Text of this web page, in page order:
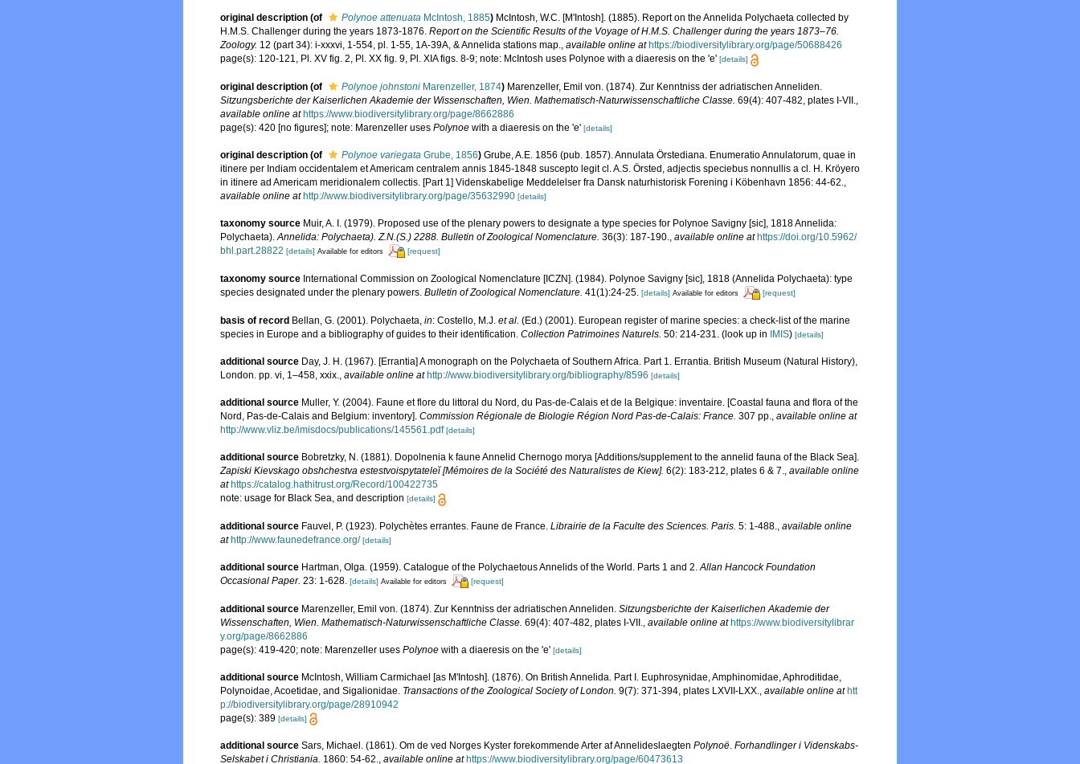
original description (of Polynoe attenuata McIntosh, 1885) McIntosh, W.C. [M'Intosh]. (1885). Report on the Annelida Polychaeta collected by
H.M.S. Challenger during the years 1873-1876. Report on the Scientific Results of the Voyage of H.M.S. Challenger during the years 1873–76.
Zoology. 12 (part 34): i-xxxvi, 1-554, pl. 1-55, 1A-39A, & Annelida stations map., available online at https://biodiversitylibrary.org/page/50688426
page(s): 120-121, Pl. XV fig. 2, Pl. XX fig. 9, Pl. XIA figs. 8-9; note: McIntosh uses Polynoe with a diaeresis on the 'e' [details]
original description (of Polynoe johnstoni Marenzeller, 1874) Marenzeller, Emil von. (1874). Zur Kenntniss der adriatischen Anneliden.
Sitzungsberichte der Kaiserlichen Akademie der Wissenschaften, Wien. Mathematisch-Naturwissenschaftliche Classe. 69(4): 407-482, plates I-VII.
available online at https://www.biodiversitylibrary.org/page/8662886
page(s): 420 [no figures]; note: Marenzeller uses Polynoe with a diaeresis on the 'e' [details]
original description (of Polynoe variegata Grube, 1856) Grube, A.E. 1856 (pub. 1857). Annulata Örstediana. Enumeratio Annulatorum, quae in
itinere per Indiam occidentalem et Americam centralem annis 1845-1848 suscepto legit cl. A.S. Örsted, adjectis speciebus nonnullis a cl. H. Kröyero
in itinere ad Americam meridionalem collectis. [Part 1] Videnskabelige Meddelelser fra Dansk naturhistorisk Forening i Köbenhavn 1856: 44-62.
available online at http://www.biodiversitylibrary.org/page/35632990 [details]
taxonomy source Muir, A. I. (1979). Proposed use of the plenary powers to designate a type species for Polynoe Savigny [sic], 1818 Annelida:
Polychaeta). Annelida: Polychaeta). Z.N.(S.) 2288. Bulletin of Zoological Nomenclature. 36(3): 187-190. available online at https://doi.org/10.5962/
bhl.part.28822 [details] Available for editors [request]
taxonomy source International Commission on Zoological Nomenclature [ICZN]. (1984). Polynoe Savigny [sic], 1818 (Annelida Polychaeta): type
species designated under the plenary powers. Bulletin of Zoological Nomenclature. 41(1):24-25. [details] Available for editors [request]
basis of record Bellan, G. (2001). Polychaeta, in: Costello, M.J. et al. (Ed.) (2001). European register of marine species: a check-list of the marine
species in Europe and a bibliography of guides to their identification. Collection Patrimoines Naturels. 50: 214-231. (look up in IMIS) [details]
additional source Day, J. H. (1967). [Errantia] A monograph on the Polychaeta of Southern Africa. Part 1. Errantia. British Museum (Natural History),
London. pp. vi, 1–458, xxix., available online at http://www.biodiversitylibrary.org/bibliography/8596 [details]
additional source Muller, Y. (2004). Faune et flore du littoral du Nord, du Pas-de-Calais et de la Belgique: inventaire. [Coastal fauna and flora of the
Nord, Pas-de-Calais and Belgium: inventory]. Commission Régionale de Biologie Région Nord Pas-de-Calais: France. 307 pp., available online at
http://www.vliz.be/imisdocs/publications/145561.pdf [details]
additional source Bobretzky, N. (1881). Dopolnenia k faune Annelid Chernogo morya [Additions/supplement to the annelid fauna of the Black Sea].
Zapiski Kievskago obshchestva estestvoispytateleĭ [Mémoires de la Société des Naturalistes de Kiew]. 6(2): 183-212, plates 6 & 7., available online
at https://catalog.hathitrust.org/Record/100422735
note: usage for Black Sea, and description [details]
additional source Fauvel, P. (1923). Polychètes errantes. Faune de France. Librairie de la Faculte des Sciences. Paris. 5: 1-488.
available online
at http://www.faunedefrance.org/ [details]
additional source Hartman, Olga. (1959). Catalogue of the Polychaetous Annelids of the World. Parts 1 and 2. Allan Hancock Foundation
Occasional Paper. 23: 1-628. [details] Available for editors [request]
additional source Marenzeller, Emil von. (1874). Zur Kenntniss der adriatischen Anneliden. Sitzungsberichte der Kaiserlichen Akademie der
Wissenschaften, Wien. Mathematisch-Naturwissenschaftliche Classe. 69(4): 407-482, plates I-VII., available online at https://www.biodiversitylibrar
y.org/page/8662886
page(s): 419-420; note: Marenzeller uses Polynoe with a diaeresis on the 'e' [details]
additional source McIntosh, William Carmichael [as M'Intosh]. (1876). On British Annelida. Part I. Euphrosynidae, Amphinomidae, Aphroditidae,
Polynoidae, Acoetidae, and Sigalionidae. Transactions of the Zoological Society of London. 9(7): 371-394, plates LXVII-LXX., available online at htt
p://biodiversitylibrary.org/page/28910942
page(s): 389 [details]
additional source Sars, Michael. (1861). Om de ved Norges Kyster forekommende Arter af Annelideslaegten Polynoë. Forhandlinger i Videnskabs-
Selskabet i Christiania. 1860: 54-62., available online at https://www.biodiversitylibrary.org/page/60473613